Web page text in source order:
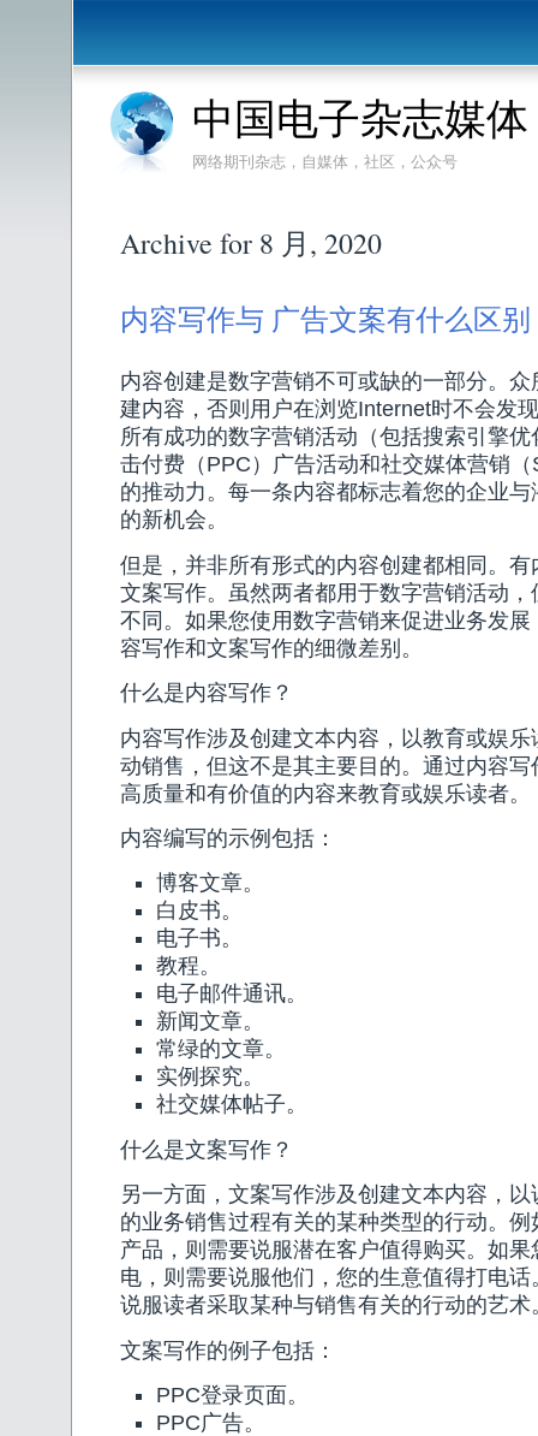
中国电子杂志媒体
网络期刊杂志，自媒体，社区，公众号
Archive for 8 月, 2020
内容写作与 广告文案有什么区别
内容创建是数字营销不可或缺的一部分。
建内容，否则用户在浏览Internet时不会发
所有成功的数字营销活动（包括搜索引擎
击付费（PPC）广告活动和社交媒体营销
的推动力。每一条内容都标志着您的企业
的新机会。
但是，并非所有形式的内容创建都相同。
文案写作。虽然两者都用于数字营销活动
不同。如果您使用数字营销来促进业务发
容写作和文案写作的细微差别。
什么是内容写作？
内容写作涉及创建文本内容，以教育或娱
动销售，但这不是其主要目的。通过内容
高质量和有价值的内容来教育或娱乐读者。
内容编写的示例包括：
博客文章。
白皮书。
电子书。
教程。
电子邮件通讯。
新闻文章。
常绿的文章。
实例探究。
社交媒体帖子。
什么是文案写作？
另一方面，文案写作涉及创建文本内容，
的业务销售过程有关的某种类型的行动。
产品，则需要说服潜在客户值得购买。如
电，则需要说服他们，您的生意值得打电
说服读者采取某种与销售有关的行动的艺术
文案写作的例子包括：
PPC登录页面。
PPC广告。